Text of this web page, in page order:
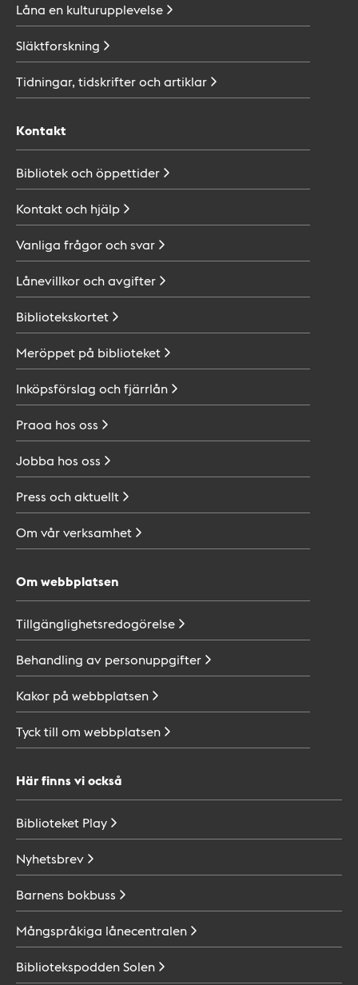
Låna en kulturupplevelse
Släktforskning
Tidningar, tidskrifter ochartiklar
Kontakt
Bibliotek ochöppettider
Kontakt och hjälp
Vanliga frågor ochsvar
Lånevillkor ochavgifter
Bibliotekskortet
Meröppet på biblioteket
Inköpsförslag ochfjärrlån
Praoa hos oss
Jobba hos oss
Press ochaktuellt
Om vårverksamhet
Om webbplatsen
Tillgänglighetsredogörelse
Behandling av personuppgifter
Kakor på webbplatsen
Tyck till om webbplatsen
Här finns vi också
Biblioteket Play
Nyhetsbrev
Barnens bokbuss
Mångspråkiga lånecentralen
BibliotekspoddenSolen